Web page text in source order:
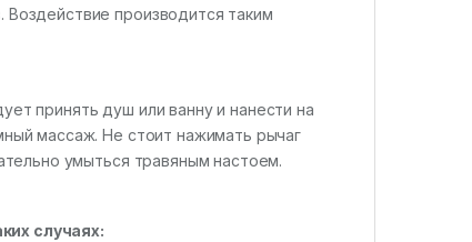
производится таким
принять душ или ванну и нанести на
массаж. Не стоит нажимать рычаг
умыться травяным настоем.
случаях: